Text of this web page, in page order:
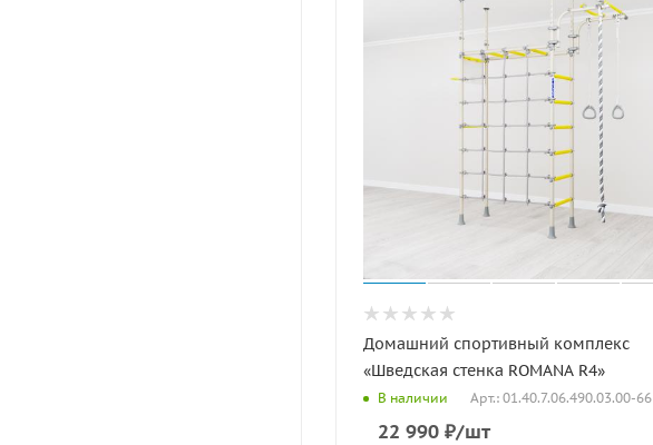
Домашний спортивный комплекс
«Шведская стенка ROMANA R4»
В наличии Арт.: 01.40.7.06.490.03.00-66
22 990 ₽/шт